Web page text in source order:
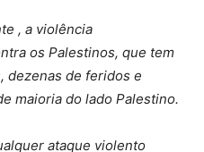
, a violência
os Palestinos, que tem
dezenas de feridos e
maioria do lado Palestino.
ataque violento